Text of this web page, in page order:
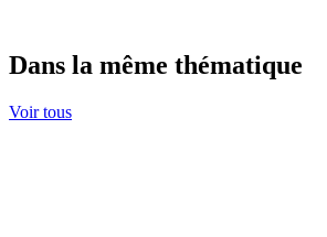
Dans la même thématique
Voir tous